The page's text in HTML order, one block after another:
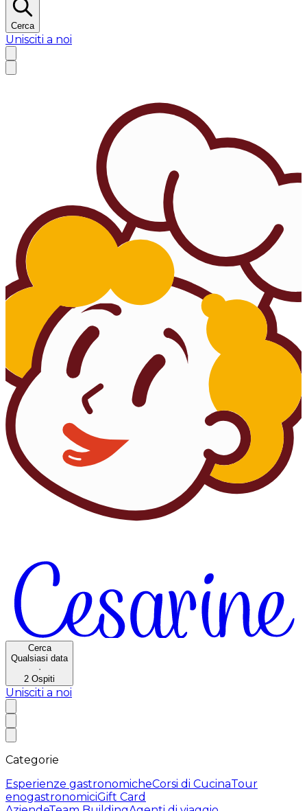
Cerca
Unisciti a noi
Cerca
Qualsiasi data
·
2 Ospiti
Unisciti a noi
Categorie
Esperienze gastronomicheCorsi di CucinaTour
enogastronomiciGift Card